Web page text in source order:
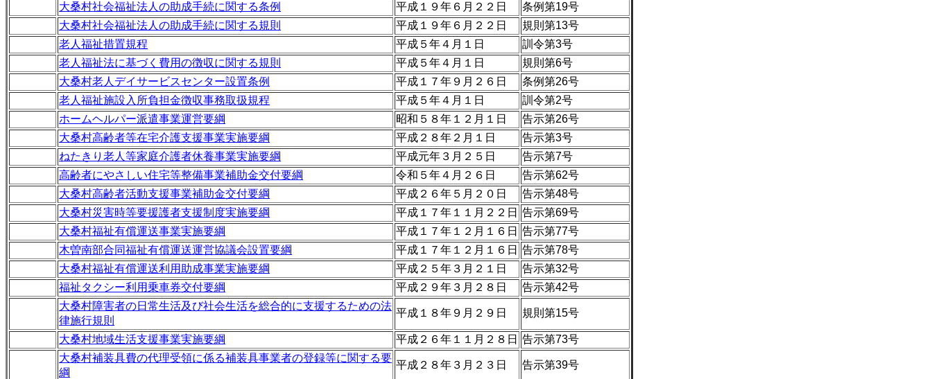
大桑村社会福祉法人の助成手続に関する条例
平成１９年６月２２日
条例第19号
大桑村社会福祉法人の助成手続に関する規則
平成１９年６月２２日
規則第13号
老人福祉措置規程
平成５年４月１日
訓令第3号
老人福祉法に基づく費用の徴収に関する規則
平成５年４月１日
規則第6号
大桑村老人デイサービスセンター設置条例
平成１７年９月２６日
条例第26号
老人福祉施設入所負担金徴収事務取扱規程
平成５年４月１日
訓令第2号
ホームヘルパー派遣事業運営要綱
昭和５８年１２月１日
告示第26号
大桑村高齢者等在宅介護支援事業実施要綱
平成２８年２月１日
告示第3号
ねたきり老人等家庭介護者休養事業実施要綱
平成元年３月２５日
告示第7号
高齢者にやさしい住宅等整備事業補助金交付要綱
令和５年４月２６日
告示第62号
大桑村高齢者活動支援事業補助金交付要綱
平成２６年５月２０日
告示第48号
大桑村災害時等要援護者支援制度実施要綱
平成１７年１１月２２日 告示第69号
大桑村福祉有償運送事業実施要綱
平成１７年１２月１６日 告示第77号
木曽南部合同福祉有償運送運営協議会設置要綱
平成１７年１２月１６日 告示第78号
大桑村福祉有償運送利用助成事業実施要綱
平成２５年３月２１日
告示第32号
福祉タクシー利用乗車券交付要綱
平成２９年３月２８日
告示第42号
大桑村障害者の日常生活及び社会生活を総合的に支援するための法
律施行規則
平成１８年９月２９日 規則第15号
大桑村地域生活支援事業実施要綱 平成２６年１１月２８日 告示第73号
大桑村補装具費の代理受領に係る補装具事業者の登録等に関する要
綱
平成２８年３月２３日 告示第39号